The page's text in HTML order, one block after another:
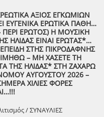
ΑΞΙΟΣ ΕΓΚΩΜΙΩΝ
ΕΥΓΕΝΙΚΑ ΕΡΩΤΙΚΑ ΠΑΘΗ…
ΕΡΩΤΟΣ) Η ΜΟΥΣΙΚΗ
ΗΛΙΔΑΣ ΕΙΝΑΙ ΕΡΩΤΑΣ*…
ΣΤΗΣ ΠΙΚΡΟΔΑΦΝΗΣ
– ΜΗ ΧΑΣΕΤΕ ΤΗ
ΤΗΣ ΗΛΙΔΑΣ* ΣΤΗ ΖΑΧΑΡΩ
ΑΥΓΟΥΣΤΟΥ 2026 –
ΧΙΛΙΕΣ ΦΟΡΕΣ
/ ΣΥΝΑΥΛΙΕΣ